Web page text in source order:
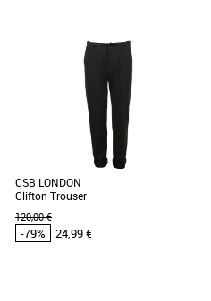
Vêtements pas cher et Promos
Le sweat à capuche en tissu éponge
New Balance Athletics Remastered
Graphic est une excellente option [...]
CSB LONDON
Clifton Trouser
120,00 €
-79% 24,99 €